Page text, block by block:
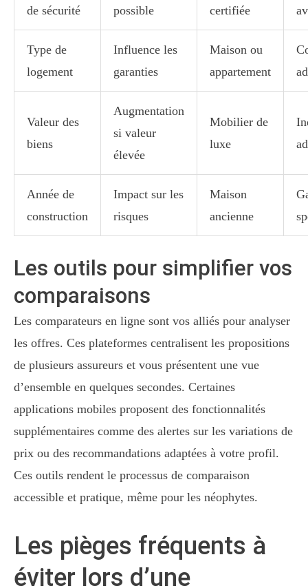
de sécurité
possible
certifiée
Type de
logement
Influence les
garanties
Maison ou
appartement
Valeur des
biens
Augmentation
si valeur
élevée
Mobilier de
luxe
Année de
construction
Impact sur les
risques
Maison
ancienne
Les outils pour simplifier vos
comparaisons
Les comparateurs en ligne sont vos alliés pour analyser
les offres. Ces plateformes centralisent les propositions
de plusieurs assureurs et vous présentent une vue
d’ensemble en quelques secondes. Certaines
applications mobiles proposent des fonctionnalités
supplémentaires comme des alertes sur les variations de
prix ou des recommandations adaptées à votre profil.
Ces outils rendent le processus de comparaison
accessible et pratique, même pour les néophytes.
Les pièges fréquents à
éviter lors d’une